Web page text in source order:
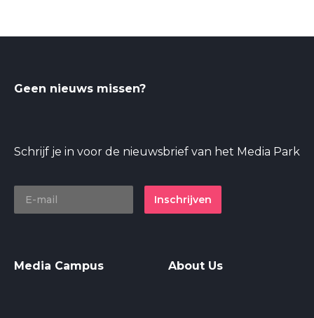
Geen nieuws missen?
Schrijf je in voor de nieuwsbrief van het Media Park
Inschrijven
Media Campus About Us